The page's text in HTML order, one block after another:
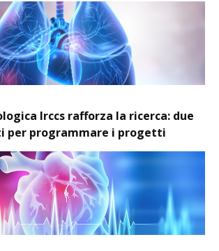
Irccs rafforza la ricerca: due
per programmare i progetti